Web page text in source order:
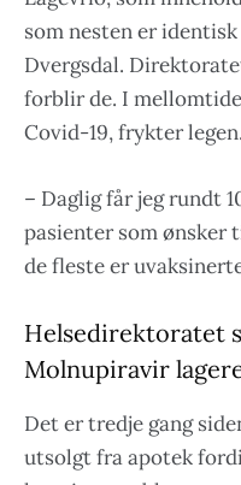
som nesten er
Dvergsdal.
forblir de. I
Covid-19, frykter legen.
– Daglig får jeg rundt
pasienter som ønsker
de fleste er
Helsedirektoratet
Molnupiravir
Det er tredje gang
utsolgt fra apotek